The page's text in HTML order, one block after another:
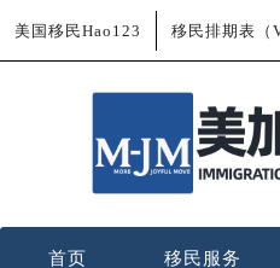
美国移民Hao123 移民排期表
首页 移民服务